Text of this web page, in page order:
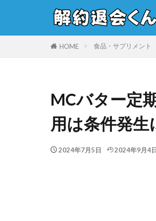
HOME 食品・サプリメント
MCバター定
用は条件発生
2024年7月5日 2024年9月4日